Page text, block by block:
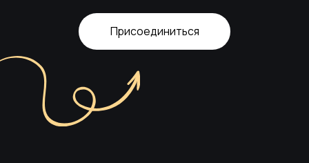
Присоединиться
Присоединиться